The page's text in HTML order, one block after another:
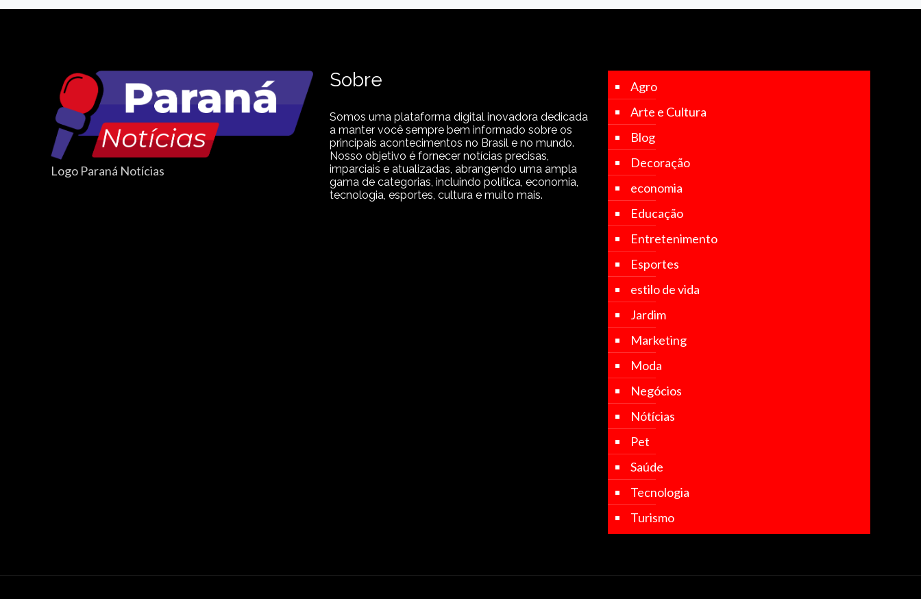
Logo Paraná Notícias
Sobre
Somos uma plataforma digital inovadora dedicada
a manter você sempre bem informado sobre os
principais acontecimentos no Brasil e no mundo.
Nosso objetivo é fornecer notícias precisas,
imparciais e atualizadas, abrangendo uma ampla
gama de categorias, incluindo política, economia,
tecnologia, esportes, cultura e muito mais.
Agro
Arte e Cultura
Blog
Decoração
economia
Educação
Entretenimento
Esportes
estilo de vida
Jardim
Marketing
Moda
Negócios
Nótícias
Pet
Saúde
Tecnologia
Turismo